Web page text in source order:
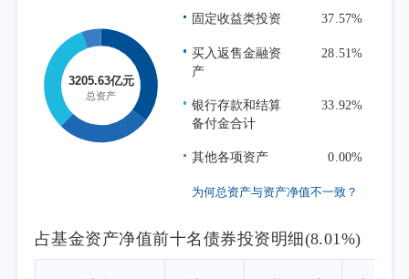
固定收益类投资 37.57%
买入返售金融资
产
28.51%
银行存款和结算
备付金合计
33.92%
其他各项资产 0.00%
为何总资产与资产净值不一致？
占基金资产净值前十名债券投资明细(8.01%)